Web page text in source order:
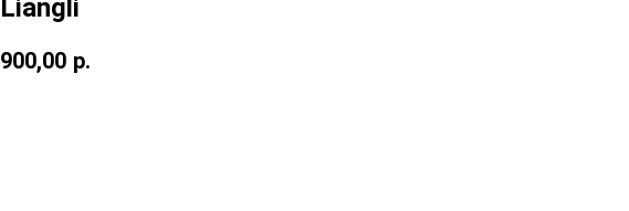
Liangli
900,00 р.